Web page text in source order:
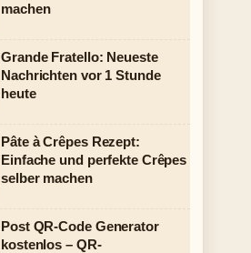
machen
Grande Fratello: Neueste
Nachrichten vor 1 Stunde
heute
Pâte à Crêpes Rezept:
Einfache und perfekte Crêpes
selber machen
Post QR-Code Generator
kostenlos – QR-